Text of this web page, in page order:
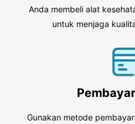
Anda membeli alat
untuk menjaga
Gunakan metode